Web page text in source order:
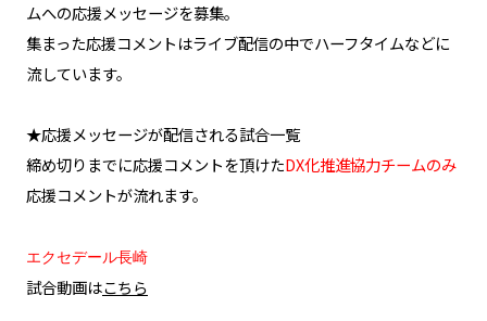
ムへの応援メッセージを募集。
​集まった応援コメントはライブ配信の中でハーフタイムなどに
流しています。
​★応援メッセージが配信される試合一覧
​締め切りまでに応援コメントを頂けたDX化推進協力チームのみ
応援コメントが流れます。
エクセデール長崎
試合動画はこちら